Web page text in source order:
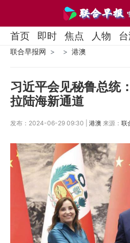
首页 即时 焦点 人物
联合早报网 港澳
习近平会见秘鲁总统
拉陆海新通道
发布：2024-06-29 09:30 | 港澳 来源： 联